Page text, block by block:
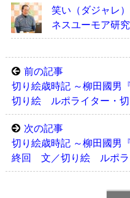
笑い（ダジャレ
ネスユーモア研
前の記事
切り絵歳時記 ～柳田國男
切り絵 ルポライター・
次の記事
切り絵歳時記 ～柳田國
終回 文／切り絵 ルポラ